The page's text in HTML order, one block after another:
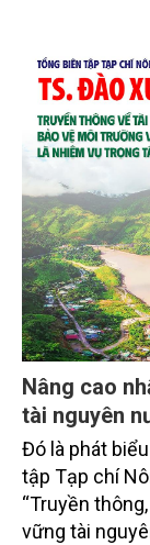
Nâng cao
tài nguyên
Đó là phát
tập Tạp chí
“Truyền
vững tài